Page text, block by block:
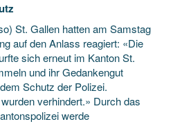
St. Gallen hatten am Samstag
auf den Anlass reagiert: «Die
sich erneut im Kanton St.
und ihr Gedankengut
Schutz der Polizei.
verhindert.» Durch das
werde